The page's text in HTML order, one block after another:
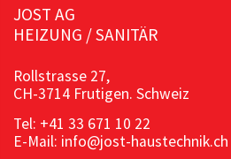
JOST AG
HEIZUNG / SANITÄR
Rollstrasse 27,
CH-3714 Frutigen. Schweiz
Tel: +41 33 671 10 22
E-Mail: info@jost-haustechnik.ch